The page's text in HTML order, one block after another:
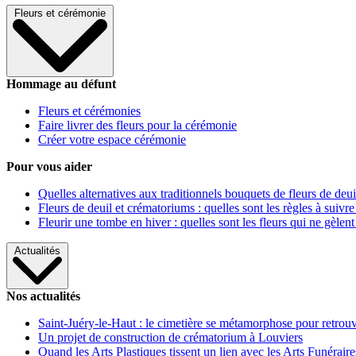
Fleurs et cérémonie
Hommage au défunt
Fleurs et cérémonies
Faire livrer des fleurs pour la cérémonie
Créer votre espace cérémonie
Pour vous aider
Quelles alternatives aux traditionnels bouquets de fleurs de
Fleurs de deuil et crématoriums : quelles sont les règles à
Fleurir une tombe en hiver : quelles sont les fleurs qui ne gèlent
Actualités
Nos actualités
Saint-Juéry-le-Haut : le cimetière se métamorphose pour
Un projet de construction de crématorium à Louviers
Quand les Arts Plastiques tissent un lien avec les Arts